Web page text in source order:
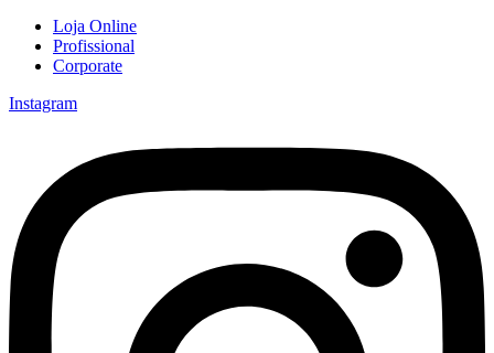
Loja Online
Profissional
Corporate
Instagram